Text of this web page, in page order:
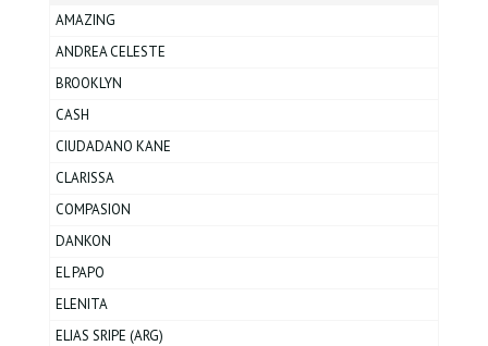
AMAZING
ANDREA CELESTE
BROOKLYN
CASH
CIUDADANO KANE
CLARISSA
COMPASION
DANKON
EL PAPO
ELENITA
ELIAS SRIPE (ARG)